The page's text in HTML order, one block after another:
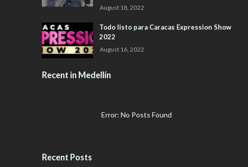
August 18, 2022
Todo listo para Caracas Expression Show
2022
August 16, 2022
Recent in Medellín
Error: No Posts Found
Recent Posts